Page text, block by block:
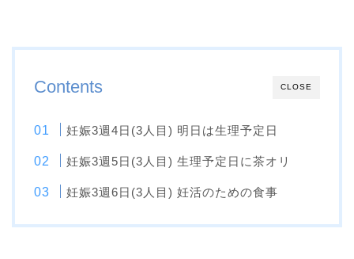
CLOSE
Contents
妊娠3週4日(3人目) 明日は生理予定日
妊娠3週5日(3人目) 生理予定日に茶オリ
妊娠3週6日(3人目) 妊活のための食事